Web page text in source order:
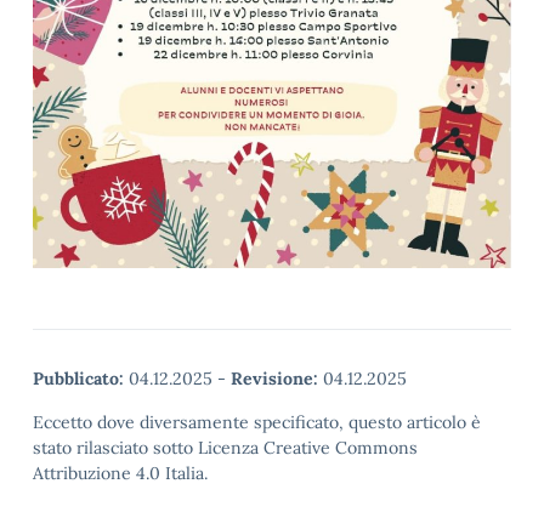
Pubblicato: 04.12.2025 - Revisione: 04.12.2025
Eccetto dove diversamente specificato, questo articolo è
stato rilasciato sotto Licenza Creative Commons
Attribuzione 4.0 Italia.